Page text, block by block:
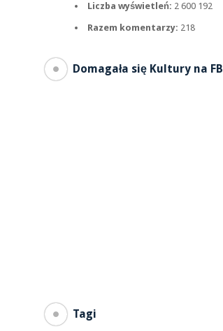
Liczba wyświetleń: 2 600 192
Razem komentarzy: 218
Domagała się Kultury na FB
Tagi